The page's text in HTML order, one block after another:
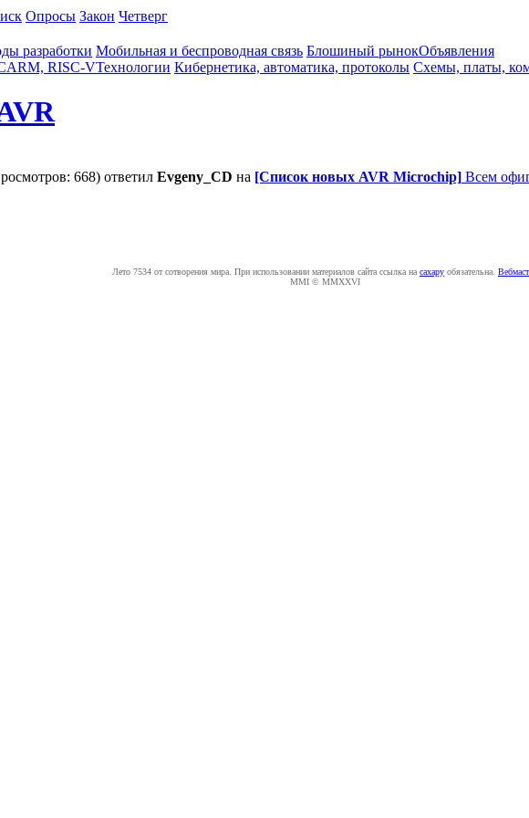
Опросы Закон Четверг
разработки Мобильная и беспроводная связь Блошиный рынокОбъявления
ARM, RISC-VТехнологии Кибернетика, автоматика, протоколы Схемы, платы,
668) ответил Evgeny_CD на [Список новых AVR Microchip] Всем
Лето 7534 от сотворения мира. При использовании материалов сайта ссылка на caxapу обязательна.
MMI © MMXXVI